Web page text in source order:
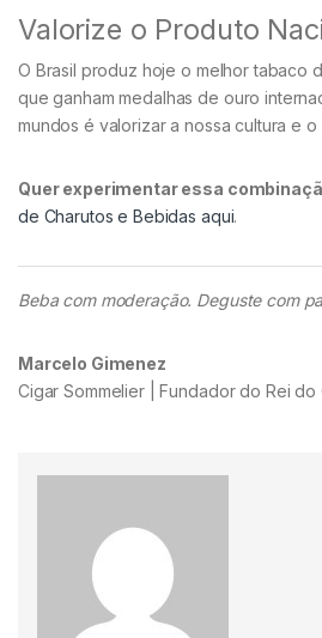
Valorize o Produto
O Brasil produz hoje o melhor tabaco
que ganham medalhas de ouro
mundos é valorizar a nossa cultura e o
Quer experimentar essa
de Charutos e Bebidas aqui.
Beba com moderação. Deguste com
Marcelo Gimenez
Cigar Sommelier | Fundador do Rei do